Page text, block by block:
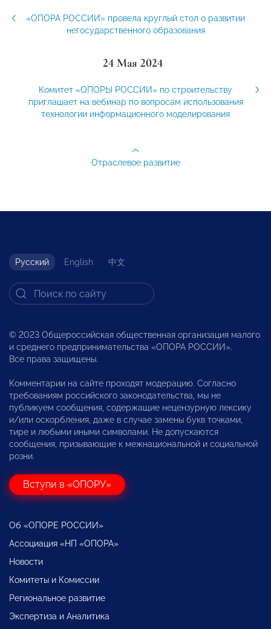
«ОПОРА РОССИИ» провела круглый стол о развитии
негосударственного образования
24 Мая 2024
Комитет «ОПОРЫ РОССИИ» по строительству
приглашает на вебинар по вопросам использования
технологии информационного моделирования
Отраслевое развитие
Русский English 中文
© 2023 Общероссийская общественная организация малого
и среднего предпринимательства «ОПОРА РОССИИ».
Все права защищены.
Комментарии на сайте проходят модерацию. Согласно
требованиям российского законодательства, мы не
публикуем сообщения, содержащие нецензурную лексику
и/или оскорбления, даже в случае замены букв точками,
тире и любыми иными символами. Не допускаются
сообщения, призывающие к межнациональной и социальной
розни.
Вступи в «ОПОРУ»
Об «ОПОРЕ РОССИИ»
Ассоциация «НП «ОПОРА»
Новости
Комитеты и Комиссии
Региональное развитие
Экспертиза и Аналитика